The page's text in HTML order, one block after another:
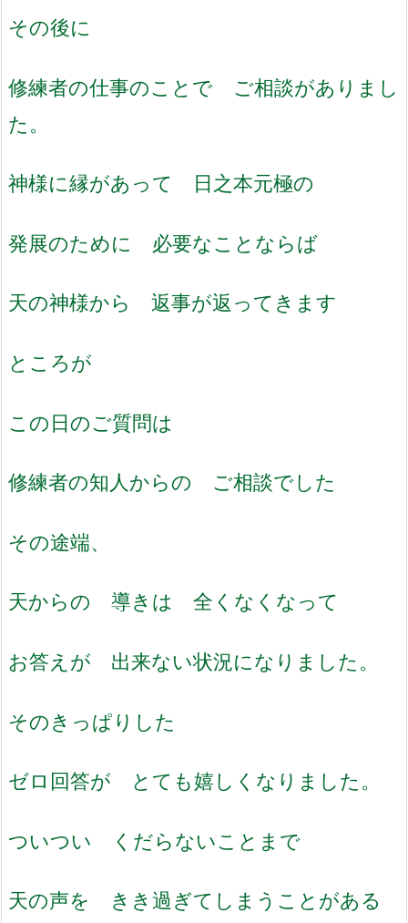
その後に
修練者の仕事のことで ご相談がありまし
た。
神様に縁があって 日之本元極の
発展のために 必要なことならば
天の神様から 返事が返ってきます
ところが
この日のご質問は
修練者の知人からの ご相談でした
その途端、
天からの 導きは 全くなくなって
お答えが 出来ない状況になりました。
そのきっぱりした
ゼロ回答が とても嬉しくなりました。
ついつい くだらないことまで
天の声を きき過ぎてしまうことがある